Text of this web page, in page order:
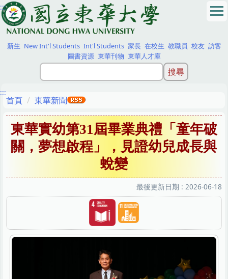
跳
到
主
要
內
:::
新生 New Int'l Students Int'l Students 家長 在校生 教職員 校友 訪客
圖書資源 東華刊物 東華人才庫
:::
首頁 東華新聞
東華實幼第31屆畢業典禮「童年破
關，夢想啟程」，見證幼兒成長與
蛻變
最後更新日期 : 2026-06-18